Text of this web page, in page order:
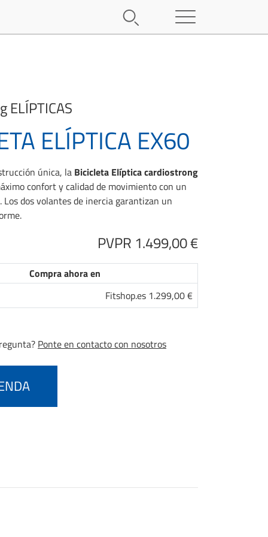
ELÍPTICAS
ELÍPTICA EX60
única, la Bicicleta Elíptica cardiostrong
confort y calidad de movimiento con un
Los dos volantes de inercia garantizan un
PVPR 1.499,00 €
Compra ahora en
Fitshop.es 1.299,00 €
Ponte en contacto con nosotros